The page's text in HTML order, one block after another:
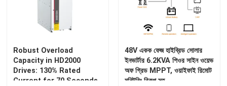
VFD পরিবর্তনশীল ফ্রিকোয়েন্সি ড্রাইভ
পরিবর্তনশীল ফ্রিকোয়েন্সি কনভার্টার
ভেক্টর ফ্রিকোয়েন্সি ইনভার্টার
Robust Overload
Capacity in HD2000
Drives: 130% Rated
Current for 70 Seconds
48V একক ফেজ হাইব্রিড সোলার
ইনভার্টার 6.2KVA পিওর সাইন ওয়েভ
অফ গ্রিড MPPT, ওয়াইফাই রিমোট
মনিটরিং বিকল্প সহ